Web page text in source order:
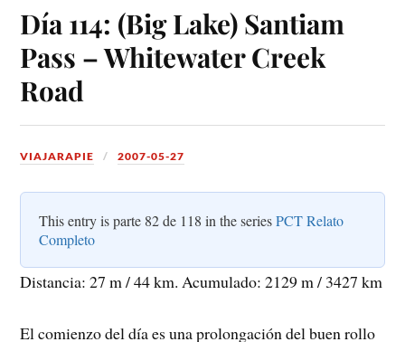
Día 114: (Big Lake) Santiam
Pass – Whitewater Creek
Road
VIAJARAPIE 2007-05-27
This entry is parte 82 de 118 in the seriesPCT Relato
Completo
Distancia: 27 m / 44 km. Acumulado: 2129 m / 3427 km
El comienzo del día es una prolongación del buen rollo